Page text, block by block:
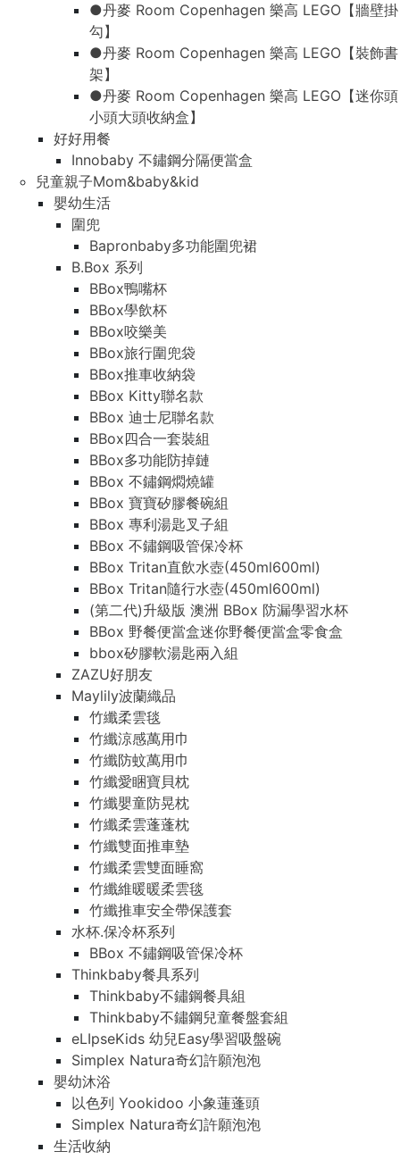
●丹麥 Room Copenhagen 樂高 LEGO【牆壁掛
勾】
●丹麥 Room Copenhagen 樂高 LEGO【裝飾書
架】
●丹麥 Room Copenhagen 樂高 LEGO【迷你頭
小頭大頭收納盒】
好好用餐
Innobaby 不鏽鋼分隔便當盒
兒童親子Mom&baby&kid
嬰幼生活
圍兜
Bapronbaby多功能圍兜裙
B.Box 系列
BBox鴨嘴杯
BBox學飲杯
BBox咬樂美
BBox旅行圍兜袋
BBox推車收納袋
BBox Kitty聯名款
BBox 迪士尼聯名款
BBox四合一套裝組
BBox多功能防掉鏈
BBox 不鏽鋼燜燒罐
BBox 寶寶矽膠餐碗組
BBox 專利湯匙叉子組
BBox 不鏽鋼吸管保冷杯
BBox Tritan直飲水壺(450ml600ml)
BBox Tritan隨行水壺(450ml600ml)
(第二代)升級版 澳洲 BBox 防漏學習水杯
BBox 野餐便當盒迷你野餐便當盒零食盒
bbox矽膠軟湯匙兩入組
ZAZU好朋友
Maylily波蘭織品
竹纖柔雲毯
竹纖涼感萬用巾
竹纖防蚊萬用巾
竹纖愛睏寶貝枕
竹纖嬰童防晃枕
竹纖柔雲蓬蓬枕
竹纖雙面推車墊
竹纖柔雲雙面睡窩
竹纖維暖暖柔雲毯
竹纖推車安全帶保護套
水杯.保冷杯系列
BBox 不鏽鋼吸管保冷杯
Thinkbaby餐具系列
Thinkbaby不鏽鋼餐具組
Thinkbaby不鏽鋼兒童餐盤套組
eLIpseKids 幼兒Easy學習吸盤碗
Simplex Natura奇幻許願泡泡
嬰幼沐浴
以色列 Yookidoo 小象蓮蓬頭
Simplex Natura奇幻許願泡泡
生活收納